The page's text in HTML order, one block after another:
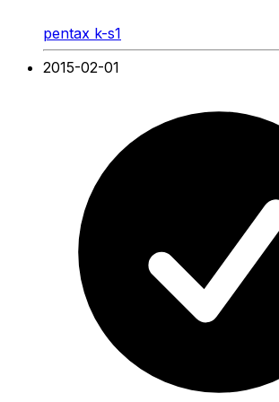
pentax k-s1
2015-02-01